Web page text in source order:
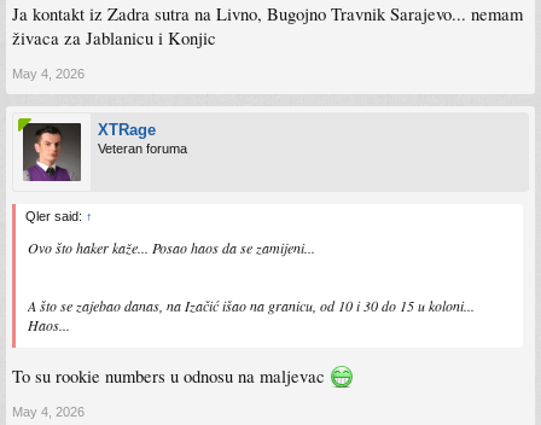
Ja kontakt iz Zadra sutra na Livno, Bugojno Travnik Sarajevo... nemam
živaca za Jablanicu i Konjic
May 4, 2026
XTRage
Veteran foruma
Qler said: ↑
Ovo što haker kaže... Posao haos da se zamijeni...
A što se zajebao danas, na Izačić išao na granicu, od 10 i 30 do 15 u koloni...
Haos...
To su rookie numbers u odnosu na maljevac
May 4, 2026